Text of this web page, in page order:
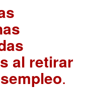
al retirar
.